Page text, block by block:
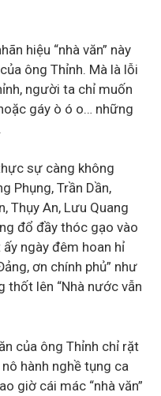
hiệu “nhà văn” này
ông Thỉnh. Mà là lỗi
người ta chỉ muốn
gáy ò ó o… những
sự càng không
Phụng, Trần Dần,
Thụy An, Lưu Quang
đổ đầy thóc gạo vào
ngày đêm hoan hỉ
ơn chính phủ” như
lên “Nhà nước vẫn
của ông Thỉnh chỉ rặt
hành nghề tụng ca
giờ cái mác “nhà văn”